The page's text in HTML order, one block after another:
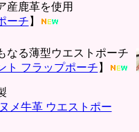
産鹿革を使用
ーチ 】
なる薄型ウエストポーチ
ト フラップポーチ 】
メ牛革 ウエストポー